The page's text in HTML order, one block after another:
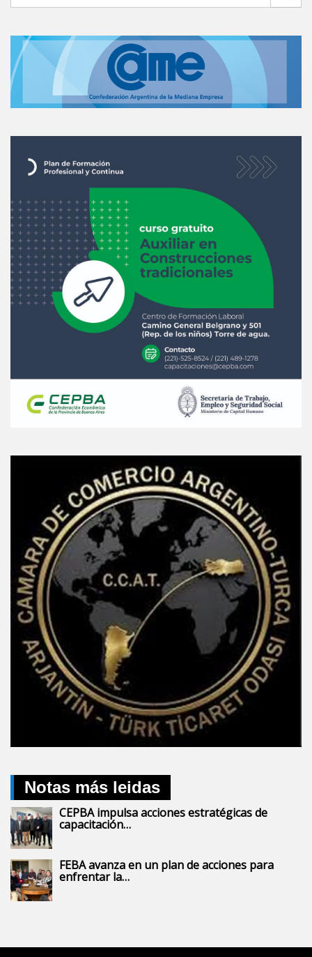
Notas más leidas
CEPBA impulsa acciones estratégicas de
capacitación…
FEBA avanza en un plan de acciones para
enfrentar la…